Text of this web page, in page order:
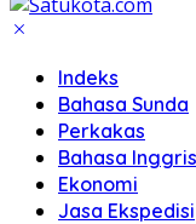
Indeks
Bahasa Sunda
Perkakas
Bahasa Inggris
Ekonomi
Jasa Ekspedisi